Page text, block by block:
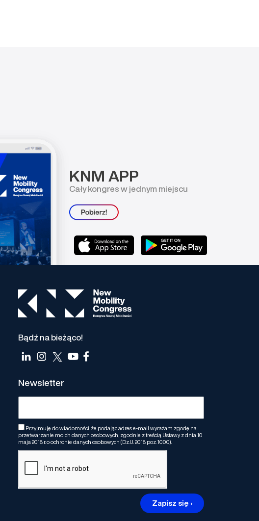
KNM APP
Cały kongres w jednym miejscu
Bądź na bieżąco!
Newsletter
Przyjmuję do wiadomości, że podając adres e-mail wyrażam zgodę na
przetwarzanie moich danych osobowych, zgodnie z treścią Ustawy z dnia 10
maja 2018 r. o ochronie danych osobowych (Dz.U. 2018 poz. 1000).
Zapisz się ›